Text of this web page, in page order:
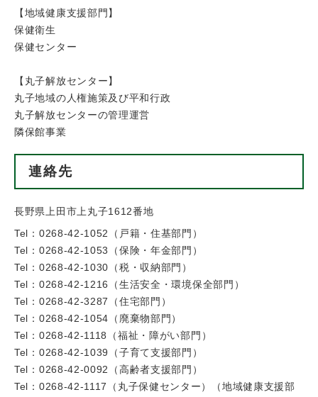
【地域健康支援部門】
保健衛生
保健センター
【丸子解放センター】
丸子地域の人権施策及び平和行政
丸子解放センターの管理運営
隣保館事業
連絡先
長野県上田市上丸子1612番地
Tel：0268-42-1052
（ 戸籍・住基部門 ）
Tel：0268-42-1053
（保険・年金部門 ）
Tel：0268-42-1030 （税・収納部門 ）
Tel：0268-42-1216
（生活安全・環境保全部門 ）
Tel：0268-42-3287
（住宅部門 ）
Tel：0268-42-1054 （ 廃棄物部門 ）
Tel：0268-42-1118
（福祉・障がい部門 ）
Tel：0268-42-1039
（子育て支援部門 ）
Tel：0268-42-0092
（高齢者支援部門 ）
Tel：0268-42-1117（丸子保健センター）
（地域健康支援部